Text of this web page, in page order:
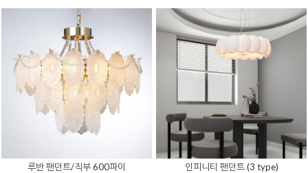
루반 팬던트/직부 600파이 인피니티 팬던트 (3 type)